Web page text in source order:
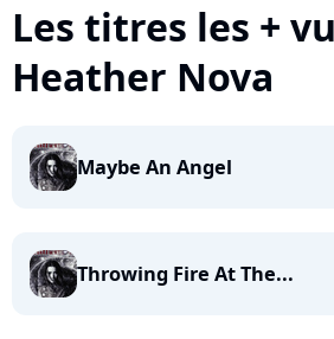
Les titres les +
Heather Nova
Maybe An Angel
Throwing Fire At The...